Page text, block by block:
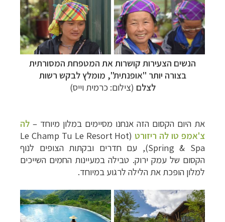
הנשים הצעירות קושרות את המטפחת המסורתית
בצורה יותר "אופנתית", מומלץ לבקש רשות
לצלם (צילום: כרמית וייס)
את היום הקסום הזה אנחנו מסיימים במלון מיוחד – לה
צ'אמפ טו לה ריזורט(
Le Champ Tu Le Resort Hot
Spring & Spa), עם חדרים ובקתות הצופים לנוף
הקסום של עמק ירוק. טבילה במעיינות החמים השייכים
למלון הופכת את הלילה לרגוע במיוחד.